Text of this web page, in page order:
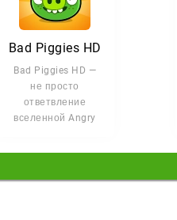
Bad Piggies HD
Bad Piggies HD —
не просто
ответвление
вселенной Angry